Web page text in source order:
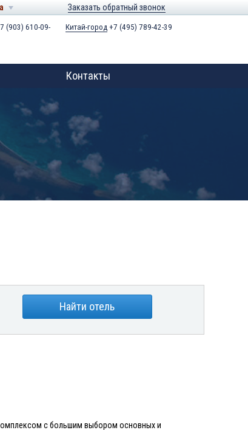
Заказать обратный звонок
(903) 610-09-
Китай-город+7 (495) 789-42-39
Контакты
Найти отель
с большим выбором основных и